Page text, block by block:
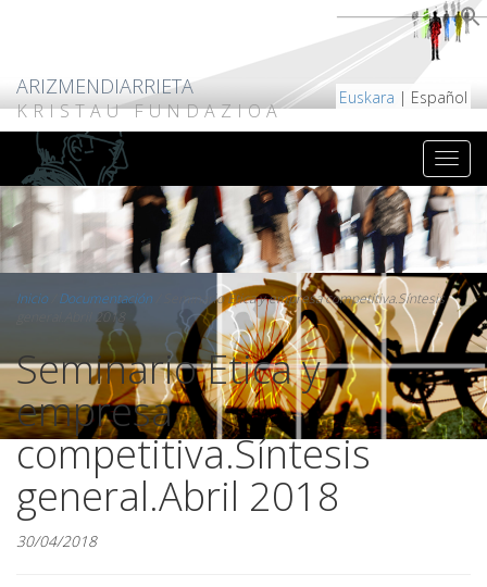
ARIZMENDIARRIETA
KRISTAU FUNDAZIOA
Euskara | Español
Inicio/ Documentación
Seminario Etica y empresa competitiva.Síntesis
general.Abril 2018
Seminario Etica y
empresa
competitiva.Síntesis
general.Abril 2018
30/04/2018